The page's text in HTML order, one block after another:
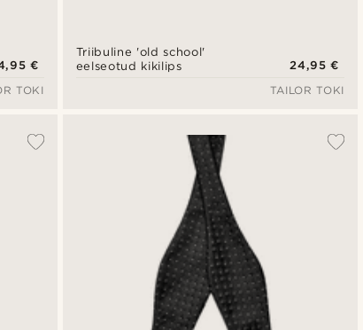
€
TOKI
Triibuline 'old school'
eelseotud kikilips
24,95 €
TAILOR TOKI